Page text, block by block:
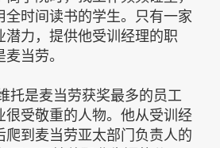
全时间读书的学生。只有一家
潜力，提供他受训经理的职
当劳。
是麦当劳获奖最多的员工
很受敬重的人物。他从受训经
爬到麦当劳亚太部门负责人的